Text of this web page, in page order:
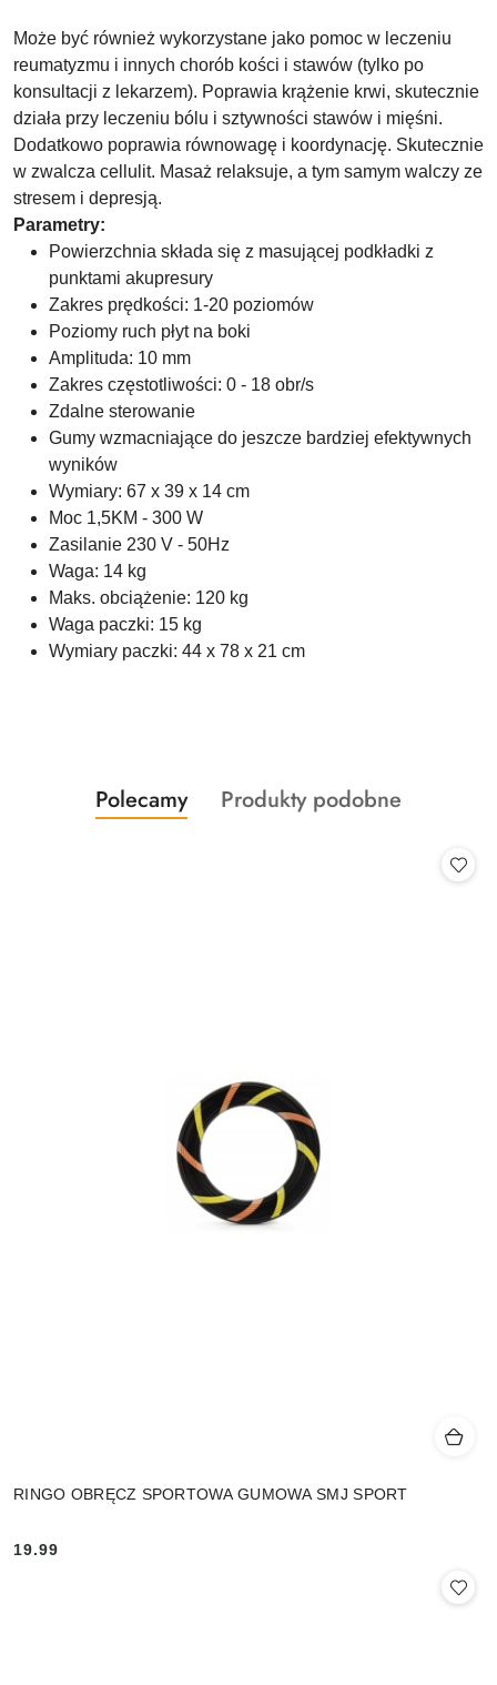
Może być również wykorzystane jako pomoc w leczeniu
reumatyzmu i innych chorób kości i stawów (tylko po
konsultacji z lekarzem). Poprawia krążenie krwi, skutecznie
działa przy leczeniu bólu i sztywności stawów i mięśni.
Dodatkowo poprawia równowagę i koordynację. Skutecznie
w zwalcza cellulit. Masaż relaksuje, a tym samym walczy ze
stresem i depresją.
Parametry:
Powierzchnia składa się z masującej podkładki z
punktami akupresury
Zakres prędkości: 1-20 poziomów
Poziomy ruch płyt na boki
Amplituda: 10 mm
Zakres częstotliwości: 0 - 18 obr/s
Zdalne sterowanie
Gumy wzmacniające do jeszcze bardziej efektywnych
wyników
Wymiary: 67 x 39 x 14 cm
Moc 1,5KM - 300 W
Zasilanie 230 V - 50Hz
Waga: 14 kg
Maks. obciążenie: 120 kg
Waga paczki: 15 kg
Wymiary paczki: 44 x 78 x 21 cm
Pomiń karuzelę produktów
Produkty
o
Polecamy
Produkty
Produkty podobne
RINGO OBRĘCZ SPORTOWA GUMOWA SMJ SPORT
Cena:
19.99